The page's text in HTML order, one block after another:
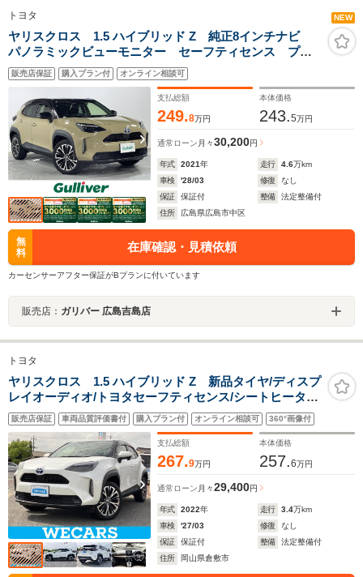
トヨタ NEW
ヤリスクロス 1.5 ハイブリッド Z 純正8インチナビ
パノラミックビューモニター セーフティセンス プリ
クラッシュセーフティ レーントレーシングアシスト
レーダークルーズコントロール オートマチックハイビ
ーム
販売店保証 購入プラン付 オンライン相談可
支払総額
249.8万円
本体価格
243.5万円
通常ローン 月々30,200円
年式 2021年 走行 4.6万km
車検
'28/03 修復
なし
保証
保証付 整備
法定整備付
住所
広島県広島市中区
無
料
在庫確認・見積依頼
カーセンサーアフター保証がBプランに付いています
販売店： ガリバー 広島吉島店
トヨタ
ヤリスクロス 1.5 ハイブリッド Z 新品タイヤ/ディスプ
レイオーディオ/トヨタセーフティセンス/シートヒーター
前席/車線逸脱防止支援システム/シート ハーフレザー/ヘ
ッドランプ LED/USBジャック
販売店保証 車両品質評価書付 購入プラン付 オンライン相談可 360°画像付
支払総額
267.9万円
本体価格
257.6万円
通常ローン 月々29,400円
年式 2022年 走行 3.4万km
車検
'27/03 修復
なし
保証
保証付 整備
法定整備付
住所
岡山県倉敷市